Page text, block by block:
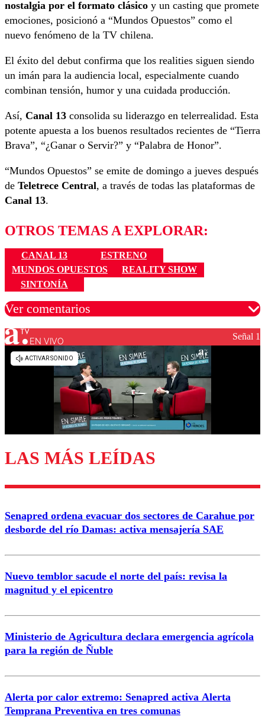
nostalgia por el formato clásico y un casting que promete
emociones, posicionó a “Mundos Opuestos” como el
nuevo fenómeno de la TV chilena.
El éxito del debut confirma que los realities siguen siendo
un imán para la audiencia local, especialmente cuando
combinan tensión, humor y una cuidada producción.
Así, Canal 13 consolida su liderazgo en telerrealidad. Esta
potente apuesta a los buenos resultados recientes de “Tierra
Brava”, “¿Ganar o Servir?” y “Palabra de Honor”.
“Mundos Opuestos” se emite de domingo a jueves después
de Teletrece Central, a través de todas las plataformas de
Canal 13.
OTROS TEMAS A EXPLORAR:
CANAL 13
ESTRENO
MUNDOS OPUESTOS
REALITY SHOW
SINTONÍA
Ver comentarios
Los comentarios son moderados para garantizar un
diálogo respetuoso.
Enviar comentario
EN VIVO Señal 1
LAS MÁS LEÍDAS
Senapred ordena evacuar dos sectores de Carahue por
desborde del río Damas: activa mensajería SAE
Nuevo temblor sacude el norte del país: revisa la
magnitud y el epicentro
Ministerio de Agricultura declara emergencia agrícola
para la región de Ñuble
Alerta por calor extremo: Senapred activa Alerta
Temprana Preventiva en tres comunas